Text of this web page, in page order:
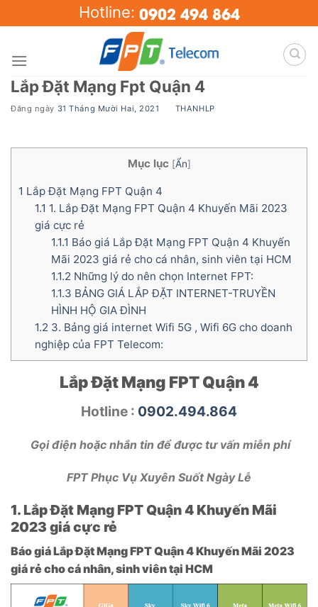
to
Hotline: 0902 494 864
Lắp Đặt Mạng Fpt Quận 4
Đăng ngày 31 Tháng Mười Hai, 2021 THANHLP
Mục lục [Ẩn]
1 Lắp Đặt Mạng FPT Quận 4
1.1 1. Lắp Đặt Mạng FPT Quận 4 Khuyến Mãi 2023
giá cực rẻ
1.1.1 Báo giá Lắp Đặt Mạng FPT Quận 4 Khuyến
Mãi 2023 giá rẻ cho cá nhân, sinh viên tại HCM
1.1.2 Những lý do nên chọn Internet FPT:
1.1.3 BẢNG GIÁ LẮP ĐẶT INTERNET-TRUYỀN
HÌNH HỘ GIA ĐÌNH
1.2 3. Bảng giá internet Wifi 5G , Wifi 6G cho doanh
nghiệp của FPT Telecom:
Lắp Đặt Mạng FPT Quận 4
Hotline : 0902.494.864
Gọi điện hoặc nhắn tin để được tư vấn miễn phí
FPT Phục Vụ Xuyên Suốt Ngày Lễ
1. Lắp Đặt Mạng FPT Quận 4 Khuyến Mãi
2023 giá cực rẻ
Báo giá Lắp Đặt Mạng FPT Quận 4 Khuyến Mãi 2023
giá rẻ cho cá nhân, sinh viên tại HCM